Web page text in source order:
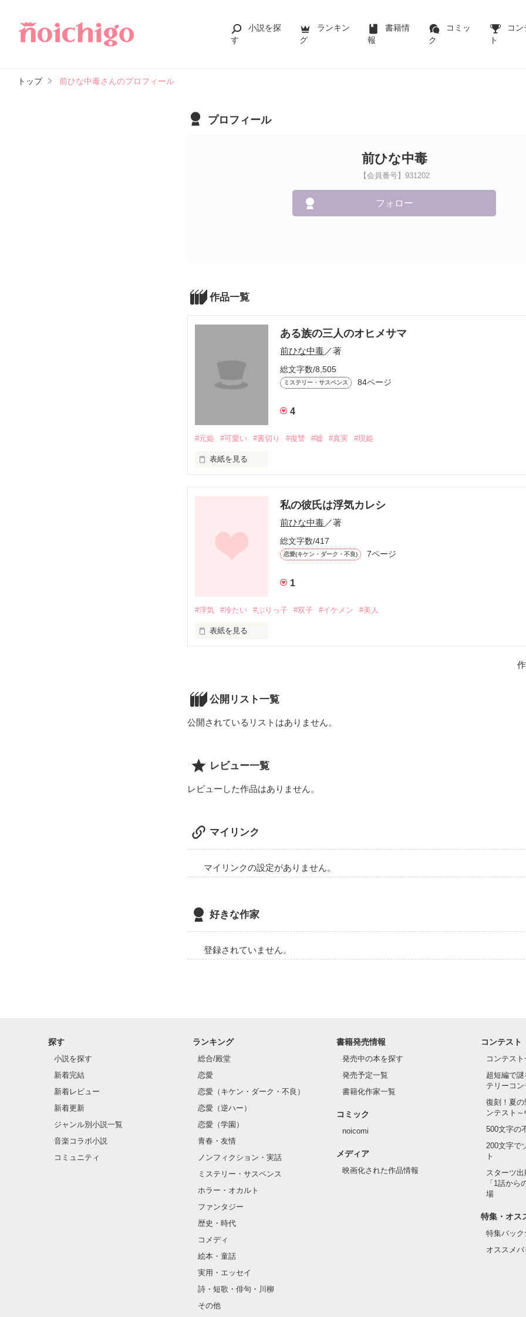
小説を探
す
ランキン
グ
書籍情
報
コミッ
ク
コン
ト
トップ 前ひな中毒さんのプロフィール
プロフィール
前ひな中毒
【会員番号】931202
フォロー
作品一覧
ある族の三人のオヒメサマ
前ひな中毒／著
総文字数/8,505
ミステリー・サスペンス 84ページ
4
#元姫 #可愛い #裏切り #復讐 #嘘 #真実 #現姫
表紙を見る
『あははははははっ！！！かっわいそ~』
嘘をつき続ける三人のオヒメサマ。
果たして、真実は…！？
「「「私達…だったの…あははははははっ！！！」」」
嫌なひとは、Uターンしてください。
作品を読む
私の彼氏は浮気カレシ
前ひな中毒／著
総文字数/417
恋愛(キケン・ダーク・不良) 7ページ
1
#浮気 #冷たい #ぶりっ子 #双子 #イケメン #美人
表紙を見る
花籠   美桜     (ハナカゴ   ミオ)
イケメン双子と言われている双子の兄
ドキドキハラハラの切ないストーリー
公開リスト一覧
公開されているリストはありません。
レビュー一覧
レビューした作品はありません。
マイリンク
マイリンクの設定がありません。
好きな作家
登録されていません。
探す
小説を探す
新着完結
新着レビュー
新着更新
ジャンル別小説一覧
音楽コラボ小説
コミュニティ
ランキング
総合/殿堂
恋愛
恋愛（キケン・ダーク・不良）
恋愛（逆ハー）
恋愛（学園）
青春・友情
ノンフィクション・実話
ミステリー・サスペンス
ホラー・オカルト
ファンタジー
歴史・時代
コメディ
絵本・童話
実用・エッセイ
詩・短歌・俳句・川柳
その他
書籍発売情報
発売中の本を探す
発売予定一覧
書籍化作家一覧
コミック
noicomi
メディア
映画化された作品情報
コンテスト
コンテスト
超短編で
テリーコン
復刻！夏
ンテスト
500文字の
200文字で
ト
スターツ
「1話から
場
特集・オス
特集バック
オススメ